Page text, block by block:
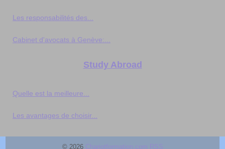
Les responsabilités des...
Cabinet d'avocats à Genève:...
Study Abroad
Quelle est la meilleure...
Les avantages de choisir...
© 2026